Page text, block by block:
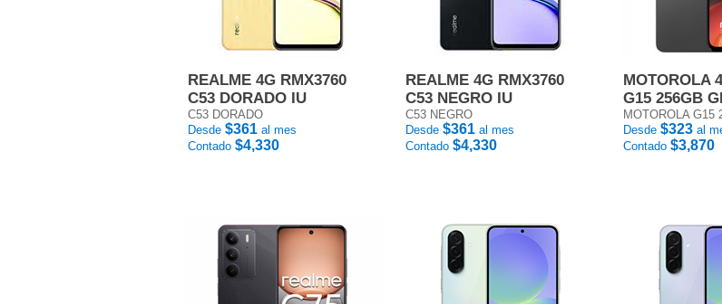
REALME 4G RMX3760
C53 DORADO IU
C53 DORADO
Desde $361 al mes
Contado $4,330
REALME 4G RMX3760
C53 NEGRO IU
C53 NEGRO
Desde $361 al mes
Contado $4,330
MOTOROLA
G15 256GB
MOTOROLA G15
Desde $323 al
Contado $3,870